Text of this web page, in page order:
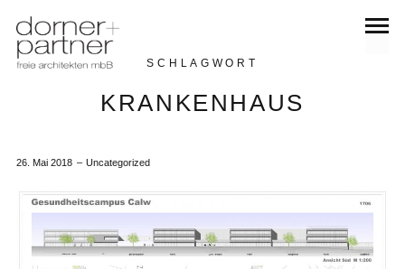
SCHLAGWORT
KRANKENHAUS
26. Mai 2018 Uncategorized